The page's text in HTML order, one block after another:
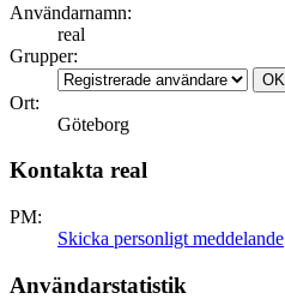
Användarnamn:
real
Grupper:
Ort:
Göteborg
Kontakta real
PM:
Skicka personligt meddelande
Användarstatistik